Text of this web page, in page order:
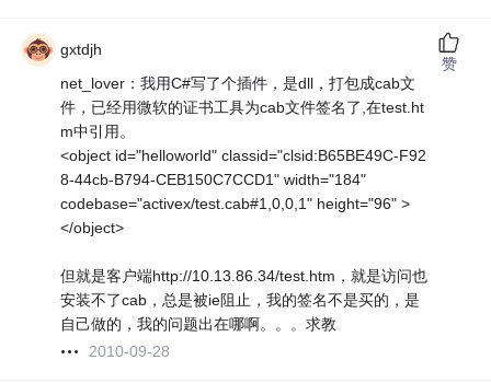
gxtdjh
net_lover：我用C#写了个插件，是dll，打包成cab文
件，已经用微软的证书工具为cab文件签名了,在test.ht
m中引用。
<object id="helloworld" classid="clsid:B65BE49C-F92
8-44cb-B794-CEB150C7CCD1" width="184"
codebase="activex/test.cab#1,0,0,1" height="96" >
</object>
但就是客户端http://10.13.86.34/test.htm，就是访问也
安装不了cab，总是被ie阻止，我的签名不是买的，是
自己做的，我的问题出在哪啊。。。求教
2010-09-28
赞